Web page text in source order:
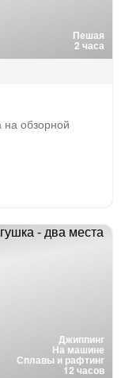
Пешая
2 часа
на обзорной
Джиппинг
На машине
Сплавы и рафтинг
12 часов